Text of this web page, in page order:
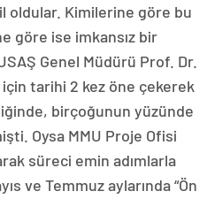
oldular. Kimilerine göre bu
göre ise imkansız bir
Genel Müdürü Prof. Dr.
tarihi 2 kez öne çekerek
birçoğunun yüzünde
Oysa MMU Proje Ofisi
süreci emin adımlarla
ve Temmuz aylarında “Ön